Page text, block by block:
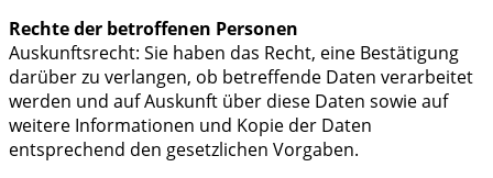
Rechte der betroffenen Personen
Auskunftsrecht: Sie haben das Recht, eine Bestätigung
darüber zu verlangen, ob betreffende Daten verarbeitet
werden und auf Auskunft über diese Daten sowie auf
weitere Informationen und Kopie der Daten
entsprechend den gesetzlichen Vorgaben.